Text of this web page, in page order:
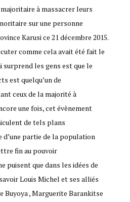
à massacrer leurs
sur une personne
Karusi ce 21 décembre 2015.
comme cela avait été fait le
surprend les gens est que le
est quelqu’un de
ceux de la majorité à
une fois, cet évènement
de tels plans
d’une partie de la population
fin au pouvoir
puisent que dans les idées de
Louis Michel et ses alliés
Buyoya , Marguerite Barankitse